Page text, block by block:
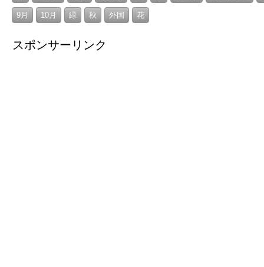
9月 10月 緑 秋 外国 花
スポンサーリンク